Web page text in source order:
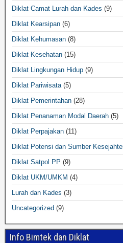
Diklat Camat Lurah dan Kades (9)
Diklat Kearsipan (6)
Diklat Kehumasan (8)
Diklat Kesehatan (15)
Diklat Lingkungan Hidup (9)
Diklat Pariwisata (5)
Diklat Pemerintahan (28)
Diklat Penanaman Modal Daerah (5)
Diklat Perpajakan (11)
Diklat Potensi dan Sumber
Diklat Satpol PP (9)
Diklat UKM/UMKM (4)
Lurah dan Kades (3)
Uncategorized (9)
Info Bimtek dan Diklat